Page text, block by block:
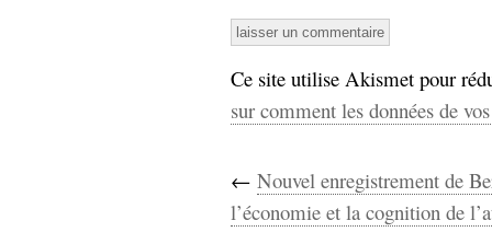
Ce site utilise Akismet pour
sur comment les données de
← Nouvel enregistrement de
l’économie et la cognition de